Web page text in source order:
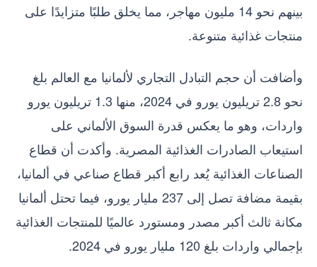
بينهم نحو 14 مليون مهاجر، مما يخلق طلبًا متزايدًا على
منتجات غذائية متنوعة.
وأضافت أن حجم التبادل التجاري لألمانيا مع العالم بلغ
نحو 2.8 تريليون يورو في 2024، منها 1.3 تريليون يورو
واردات، وهو ما يعكس قدرة السوق الألماني على
استيعاب الصادرات الغذائية المصرية. وأكدت أن قطاع
الصناعات الغذائية يُعد رابع أكبر قطاع صناعي في ألمانيا،
بقيمة مضافة تصل إلى 237 مليار يورو، فيما تحتل ألمانيا
مكانة ثالث أكبر مصدر ومستورد عالميًا للمنتجات الغذائية
بإجمالي واردات بلغ 120 مليار يورو في 2024.